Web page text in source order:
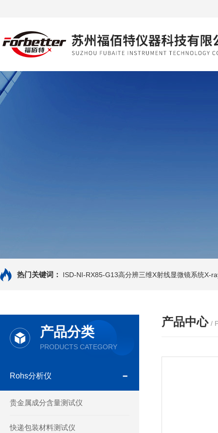
热门关键词： ISD-NI-RX85-G13高分辨三维X射线显微镜系统X-
产品分类
PRODUCTS CATEGORY
Rohs分析仪
贵金属成分含量测试仪
快递包装材料测试仪
产品中心 /